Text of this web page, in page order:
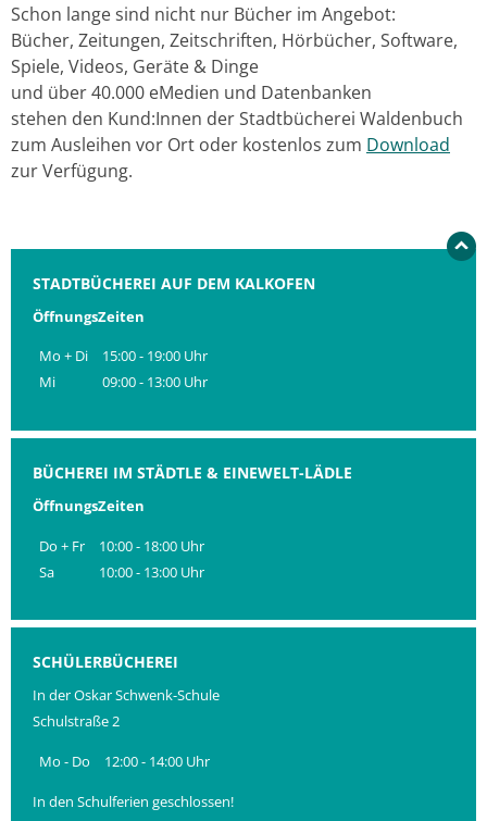
Schon lange sind nicht nur Bücher im Angebot:
Bücher, Zeitungen, Zeitschriften, Hörbücher, Software,
Spiele, Videos, Geräte & Dinge
und über 40.000 eMedien und Datenbanken
stehen den Kund:Innen der Stadtbücherei Waldenbuch
zum Ausleihen vor Ort oder kostenlos zum Download
zur Verfügung.
STADTBÜCHEREI AUF DEM KALKOFEN
ÖffnungsZeiten
Mo + Di
15:00 - 19:00 Uhr
Mi
09:00 - 13:00 Uhr
BÜCHEREI IM STÄDTLE & EINEWELT-LÄDLE
ÖffnungsZeiten
Do + Fr
10:00 - 18:00 Uhr
Sa
10:00 - 13:00 Uhr
SCHÜLERBÜCHEREI
In der Oskar Schwenk-Schule
Schulstraße 2
Mo - Do 12:00 - 14:00 Uhr
In den Schulferien geschlossen!